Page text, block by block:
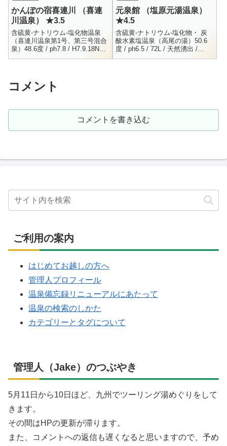
かんぽの宿喜連川 （喜連
川温泉） ★3.5
含硫黄-ナトリウム-塩化物温泉
（喜連川温泉第1号、第三号混合
泉）48.6度 / ph7.8 / H7.9.18Na+
= 2417.4 / K+ = 40.8 / Ca++ =
元泉館 （塩原元湯温泉）
★4.5
含硫黄-ナトリウム-塩化物・ 炭
酸水素塩温泉（高尾の湯）50.6
度 / ph6.5 / 72L / 天然湧出 /
H16.3.9Na+ = 829.3 / K+ = 61.2
コメント
コメントを書き込む
ご利用の案内
はじめてお越しの方へ
管理人プロフィール
温泉備忘録リニューアルにあたって
温泉の検索のしかた
カテゴリーとタグについて
管理人（Jake）のつぶやき
5月11日から10日ほど、九州でツーリング湯めぐりをして
きます。
その間はHPの更新が滞ります。
また、コメントへの返信も遅くなると思いますので、予め